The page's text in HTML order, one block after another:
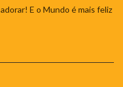
E o Mundo é mais feliz